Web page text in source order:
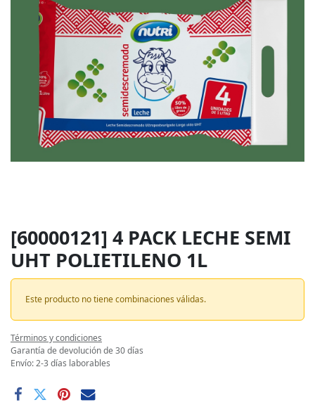
[60000121] 4 PACK LECHE SEMI
UHT POLIETILENO 1L
Este producto no tiene combinaciones válidas.
Términos y condiciones
Garantía de devolución de 30 días
Envío: 2-3 días laborables